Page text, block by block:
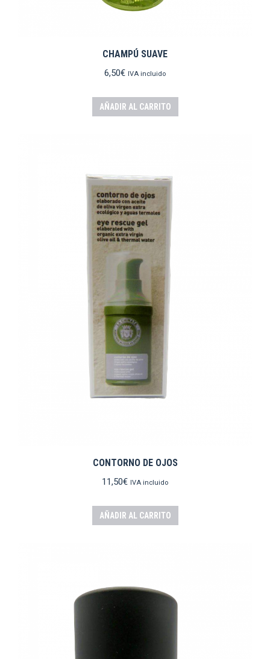
CHAMPÚ SUAVE
6,50€ IVA incluido
AÑADIR AL CARRITO
CONTORNO DE OJOS
11,50€ IVA incluido
AÑADIR AL CARRITO